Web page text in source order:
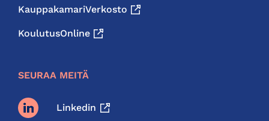
KauppakamariVerkosto
KoulutusOnline
SEURAA MEITÄ
Linkedin